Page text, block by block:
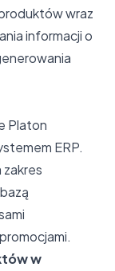
wraz
informacji o
Platon
ERP.
w